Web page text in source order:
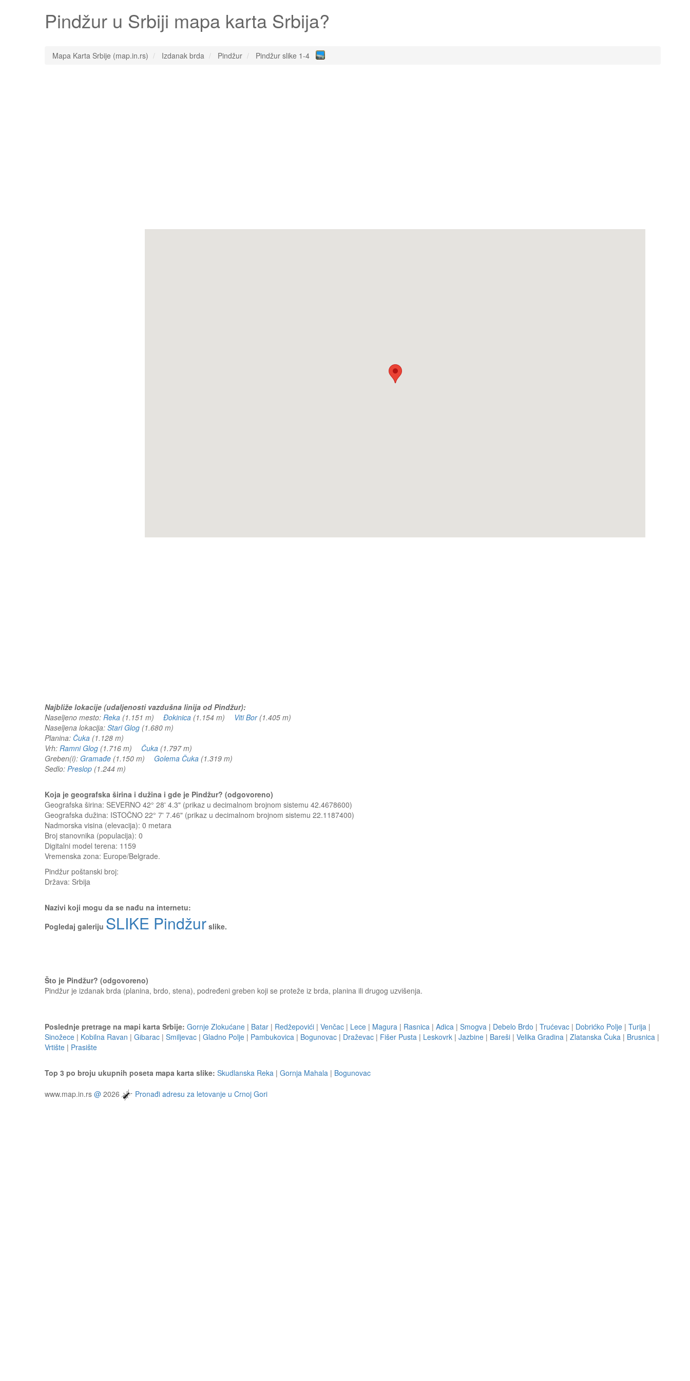
Pindžur u Srbiji mapa karta Srbija?
Mapa Karta Srbije (map.in.rs) Izdanak brda Pindžur Pindžur slike 1-4
Najbliže lokacije (udaljenosti vazdušna linija od Pindžur):
Naseljeno mesto: Reka (1.151 m) Đokinica (1.154 m) Viti Bor(1.405 m)
Naseljena lokacija: Stari Glog (1.680 m)
Planina: Čuka (1.128 m)
Vrh: Ramni Glog (1.716 m) Čuka (1.797 m)
Greben(i): Gramađe (1.150 m) Golema Čuka (1.319 m)
Sedlo: Preslop (1.244 m)
Koja je geografska širina i dužina i gde je Pindžur? (odgovoreno)
Geografska širina: SEVERNO 42° 28' 4.3" (prikaz u decimalnom brojnom sistemu 42.4678600)
Geografska dužina: ISTOČNO 22° 7' 7.46" (prikaz u decimalnom brojnom sistemu 22.1187400)
Nadmorska visina (elevacija): 0 metara
Broj stanovnika (populacija): 0
Digitalni model terena: 1159
Vremenska zona: Europe/Belgrade.
Pindžur poštanski broj:
Država: Srbija
Nazivi koji mogu da se nađu na internetu:
Pogledaj galeriju SLIKE Pindžur slike.
Što je Pindžur? (odgovoreno)
Pindžur je izdanak brda (planina, brdo, stena), podređeni greben koji se proteže iz brda, planina ili drugog uzvišenja.
Poslednje pretrage na mapi karta Srbije: Gornje Zlokućane | Batar | Redžepovići | Venčac | Lece | Magura | Rasnica | Adica | Smogva | Debelo Brdo | Trućevac | Dobrićko Polje | Turija |
Sinožece | Kobilna Ravan | Gibarac | Smiljevac | Gladno Polje | Pambukovica | Bogunovac | Draževac | Fišer Pusta | Leskovrk | Jazbine | Bareši | Velika Gradina | Zlatanska Čuka | Brusnica |
Vrtište | Prasište
Top 3 po broju ukupnih poseta mapa karta slike: Skudlanska Reka | Gornja Mahala | Bogunovac
www.map.in.rs @ 2026 Pronađi adresu za letovanje u Crnoj Gori